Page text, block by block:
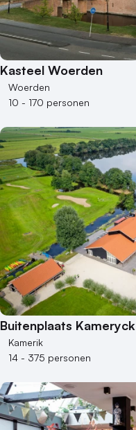
250 - 500 personen
500+ personen
Bijzondere locaties
Buitenlocatie
Duurzame locatie
Heisessie
Hotel
Hybride events
Industriële locatie
Kasteel en landgoed
Kleine / intieme locatie
Locaties aan zee
Museum
Theater
Varende locatie
Kasteel Woerden
Woerden
10 - 170 personen
Buitenplaats Kameryck
Kamerik
14 - 375 personen